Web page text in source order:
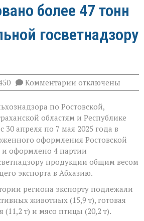
более 47 тонн
госветнадзору
Комментарии к
записи
территории
Ростовской
области
в
Абхазию
экспортировано
более
47
тонн
госветнадзору
продукции
отключены
по Ростовской,
областям и Республике
апреля по 7 мая 2025 года в
оформления Ростовской
и оформлено 4 партии
продукции общим весом
экспорта в Абхазию.
региона экспорту подлежали
животных (15,9 т), готовая
т) и мясо птицы (20,2 т).